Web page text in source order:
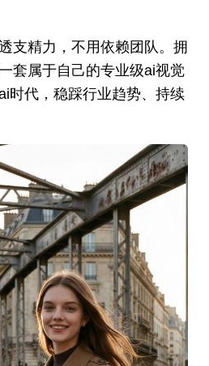
支精力，不用依赖团队。拥
套属于自己的专业级ai视觉
时代，稳踩行业趋势、持续